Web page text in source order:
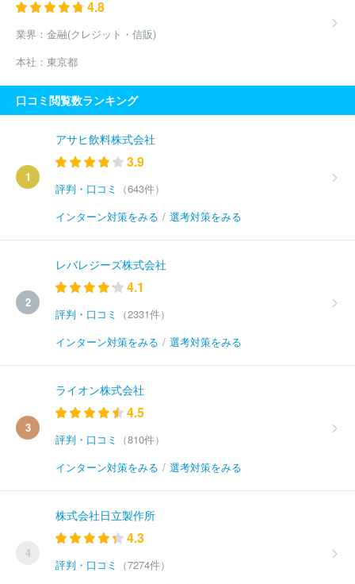
4.8
業界： 金融(クレジット・信販)
本社： 東京都
口コミ閲覧数ランキング
1
アサヒ飲料株式会社
3.9
評判・口コミ
（643件）
インターン対策をみる / 選考対策をみる
2
レバレジーズ株式会社
4.1
評判・口コミ
（2331件）
インターン対策をみる / 選考対策をみる
3
ライオン株式会社
4.5
評判・口コミ
（810件）
インターン対策をみる / 選考対策をみる
4
株式会社日立製作所
4.3
評判・口コミ
（7274件）